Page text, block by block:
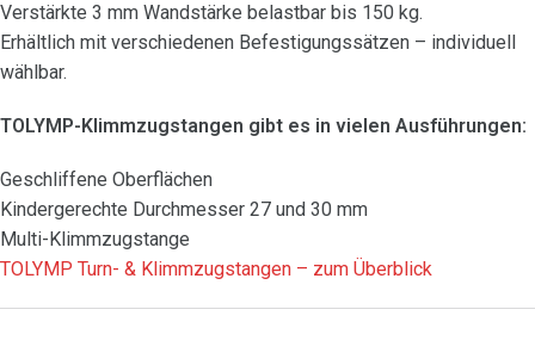
Verstärkte 3 mm Wandstärke belastbar bis 150 kg.
Erhältlich mit verschiedenen Befestigungssätzen – individuell
wählbar.
TOLYMP-Klimmzugstangen gibt es in vielen Ausführungen:
Geschliffene Oberflächen
Kindergerechte Durchmesser 27 und 30 mm
Multi-Klimmzugstange
TOLYMP Turn- & Klimmzugstangen – zum Überblick